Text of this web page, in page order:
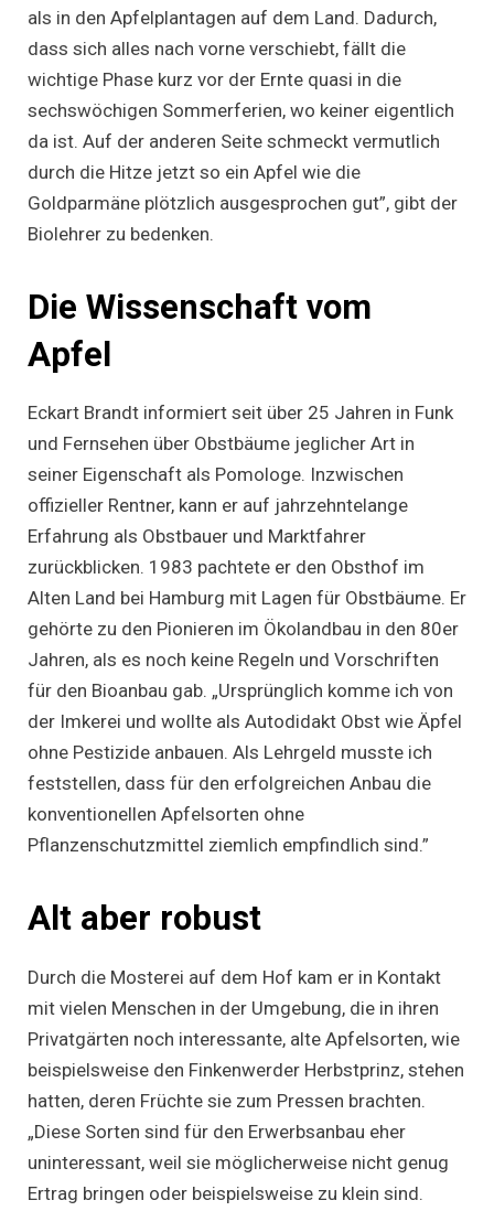
als in den Apfelplantagen auf dem Land. Dadurch,
dass sich alles nach vorne verschiebt, fällt die
wichtige Phase kurz vor der Ernte quasi in die
sechswöchigen Sommerferien, wo keiner eigentlich
da ist. Auf der anderen Seite schmeckt vermutlich
durch die Hitze jetzt so ein Apfel wie die
Goldparmäne plötzlich ausgesprochen gut”, gibt der
Biolehrer zu bedenken.
Die Wissenschaft vom
Apfel
Eckart Brandt informiert seit über 25 Jahren in Funk
und Fernsehen über Obstbäume jeglicher Art in
seiner Eigenschaft als Pomologe. Inzwischen
offizieller Rentner, kann er auf jahrzehntelange
Erfahrung als Obstbauer und Marktfahrer
zurückblicken. 1983 pachtete er den Obsthof im
Alten Land bei Hamburg mit Lagen für Obstbäume. Er
gehörte zu den Pionieren im Ökolandbau in den 80er
Jahren, als es noch keine Regeln und Vorschriften
für den Bioanbau gab. „Ursprünglich komme ich von
der Imkerei und wollte als Autodidakt Obst wie Äpfel
ohne Pestizide anbauen. Als Lehrgeld musste ich
feststellen, dass für den erfolgreichen Anbau die
konventionellen Apfelsorten ohne
Pflanzenschutzmittel ziemlich empfindlich sind.”
Alt aber robust
Durch die Mosterei auf dem Hof kam er in Kontakt
mit vielen Menschen in der Umgebung, die in ihren
Privatgärten noch interessante, alte Apfelsorten, wie
beispielsweise den Finkenwerder Herbstprinz, stehen
hatten, deren Früchte sie zum Pressen brachten.
„Diese Sorten sind für den Erwerbsanbau eher
uninteressant, weil sie möglicherweise nicht genug
Ertrag bringen oder beispielsweise zu klein sind.